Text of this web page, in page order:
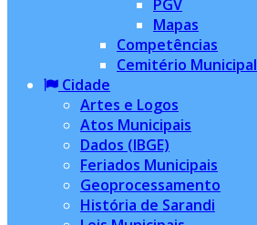
PGV
Mapas
Competências
Cemitério Municipal
Cidade
Artes e Logos
Atos Municipais
Dados (IBGE)
Feriados Municipais
Geoprocessamento
História de Sarandi